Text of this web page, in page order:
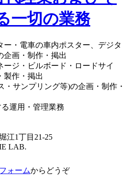
ー・電車の車内ポスター、デジタ
企画・制作・掲出
ージ・ビルボード・ロードサイ
製作・掲出
・サンプリング等)の企画・制作・
運用・管理業務
江1丁目21-25
LAB.
ォームからどうぞ